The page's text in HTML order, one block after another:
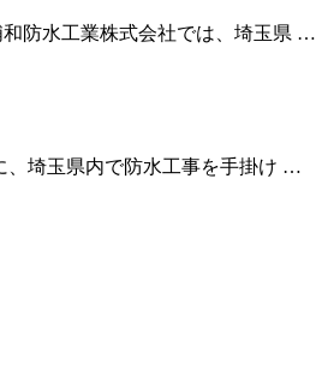
防水工業株式会社では、埼玉県 …
、埼玉県内で防水工事を手掛け …